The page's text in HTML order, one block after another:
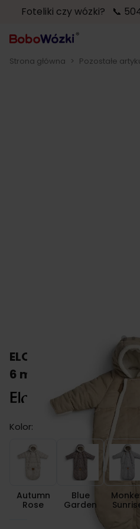
Foteliki czy wózki? 📞
Strona główna > Pozostałe
ELODIE DETAILS
6 miesięcy
Kolor:
Autumn Rose
Autumn
Rose
Blue Garden
Blue
Garden